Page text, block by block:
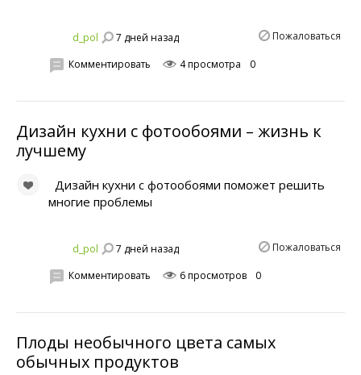
d_pol 7 дней назад Пожаловаться
Комментировать 4 просмотра 0
Дизайн кухни с фотообоями – жизнь к
лучшему
Дизайн кухни с фотообоями поможет решить
многие проблемы
d_pol 7 дней назад Пожаловаться
Комментировать 6 просмотров 0
Плоды необычного цвета самых
обычных продуктов